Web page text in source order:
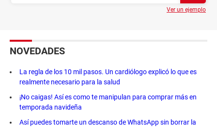
Ver un ejemplo
NOVEDADES
La regla de los 10 mil pasos. Un cardiólogo explicó lo que es
realmente necesario para la salud
¡No caigas! Así es como te manipulan para comprar más en
temporada navideña
Así puedes tomarte un descanso de WhatsApp sin borrar la